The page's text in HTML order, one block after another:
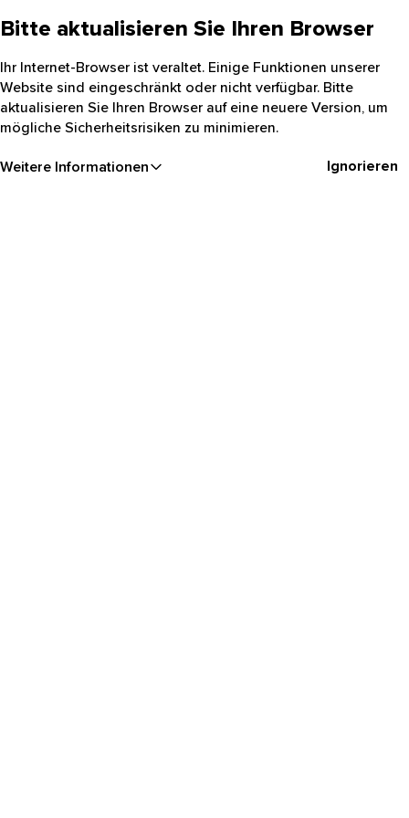
Bitte aktualisieren Sie Ihren Browser
Ihr Internet-Browser ist veraltet. Einige Funktionen unserer
Website sind eingeschränkt oder nicht verfügbar. Bitte
aktualisieren Sie Ihren Browser auf eine neuere Version, um
mögliche Sicherheitsrisiken zu minimieren.
Weitere Informationen Ignorieren